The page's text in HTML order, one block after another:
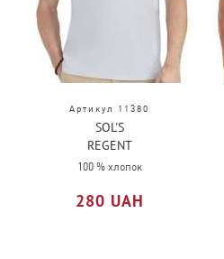
Артикул 11380
SOL'S
REGENT
100 % хлопок
280 UAH